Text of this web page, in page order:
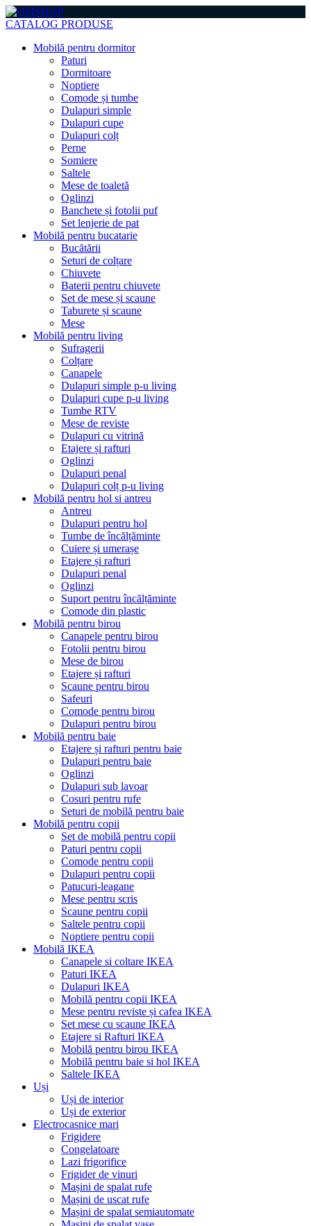
CATALOG PRODUSE
Mobilă pentru dormitor
Paturi
Dormitoare
Noptiere
Comode și tumbe
Dulapuri simple
Dulapuri cupe
Dulapuri colț
Perne
Somiere
Saltele
Mese de toaletă
Oglinzi
Banchete și fotolii puf
Set lenjerie de pat
Mobilă pentru bucatarie
Bucătării
Seturi de colțare
Chiuvete
Baterii pentru chiuvete
Set de mese și scaune
Taburete și scaune
Mese
Mobilă pentru living
Sufragerii
Colțare
Canapele
Dulapuri simple p-u living
Dulapuri cupe p-u living
Tumbe RTV
Mese de reviste
Dulapuri cu vitrină
Etajere și rafturi
Oglinzi
Dulapuri penal
Dulapuri colț p-u living
Mobilă pentru hol si antreu
Antreu
Dulapuri pentru hol
Tumbe de încălțăminte
Cuiere și umerașe
Etajere și rafturi
Dulapuri penal
Oglinzi
Suport pentru încălțăminte
Comode din plastic
Mobilă pentru birou
Canapele pentru birou
Fotolii pentru birou
Mese de birou
Etajere și rafturi
Scaune pentru birou
Safeuri
Comode pentru birou
Dulapuri pentru birou
Mobilă pentru baie
Etajere și rafturi pentru baie
Dulapuri pentru baie
Oglinzi
Dulapuri sub lavoar
Cosuri pentru rufe
Seturi de mobilă pentru baie
Mobilă pentru copii
Set de mobilă pentru copii
Paturi pentru copii
Comode pentru copii
Dulapuri pentru copii
Patucuri-leagane
Mese pentru scris
Scaune pentru copii
Saltele pentru copii
Noptiere pentru copii
Mobilă IKEA
Canapele si coltare IKEA
Paturi IKEA
Dulapuri IKEA
Mobilă pentru copii IKEA
Mese pentru reviste și cafea IKEA
Set mese cu scaune IKEA
Etajere si Rafturi IKEA
Mobilă pentru birou IKEA
Mobilă pentru baie si hol IKEA
Saltele IKEA
Uși
Uși de interior
Uși de exterior
Electrocasnice mari
Frigidere
Congelatoare
Lazi frigorifice
Frigider de vinuri
Mașini de spalat rufe
Mașini de uscat rufe
Mașini de spalat semiautomate